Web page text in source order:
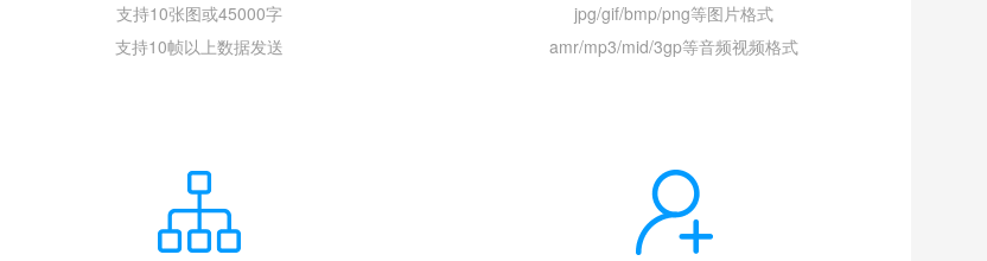
支持10张图或45000字
支持10帧以上数据发送
jpg/gif/bmp/png等图片格式
amr/mp3/mid/3gp等音频视频格式